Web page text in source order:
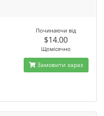
Починаючи від
$14.00
Щомісячно
Замовити зараз